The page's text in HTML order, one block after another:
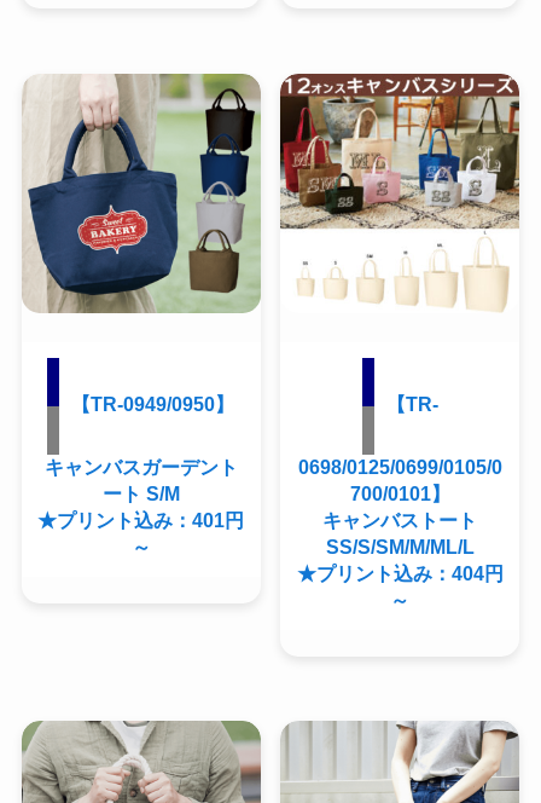
【TR-0949/0950】
キャンバスガーデント
ート S/M
★プリント込み：401円
～
【TR-
0698/0125/0699/0105/0
700/0101】
キャンバストート
SS/S/SM/M/ML/L
★プリント込み：404円
～